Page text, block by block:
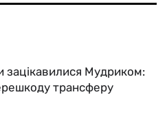
зацікавилися Мудриком:
трансферу